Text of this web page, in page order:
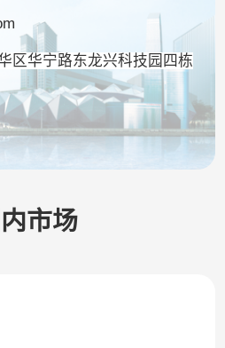
区华宁路东龙兴科技园四栋
市场